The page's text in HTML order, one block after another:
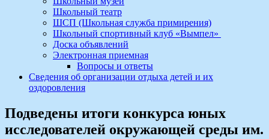
Школьный театр
ШСП (Школьная служба примирения)
Школьный спортивный клуб «Вымпел»
Доска объявлений
Электронная приемная
Вопросы и ответы
Сведения об организации отдыха детей и их
оздоровления
Подведены итоги конкурса юных
исследователей окружающей среды им.